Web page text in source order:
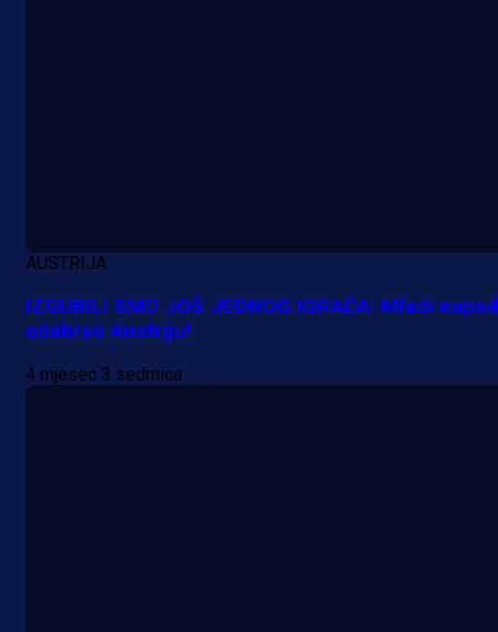
AUSTRIJA
IZGUBILI SMO JOŠ JEDNOG IGRAČA: Mladi
odabrao Austriju!
4 mjesec 3 sedmica